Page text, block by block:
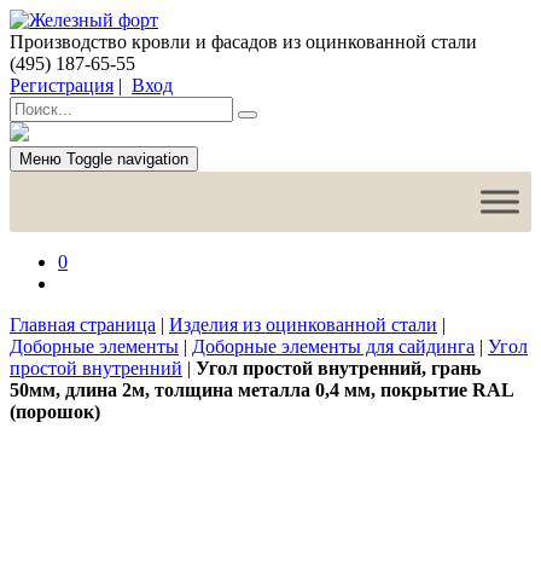
Производство кровли и фасадов из оцинкованной стали
(495) 187-65-55
Регистрация | Вход
Меню Toggle navigation
0
Главная страница | Изделия из оцинкованной стали |
Доборные элементы | Доборные элементы для сайдинга | Угол
простой внутренний | Угол простой внутренний, грань
50мм, длина 2м, толщина металла 0,4 мм, покрытие RAL
(порошок)